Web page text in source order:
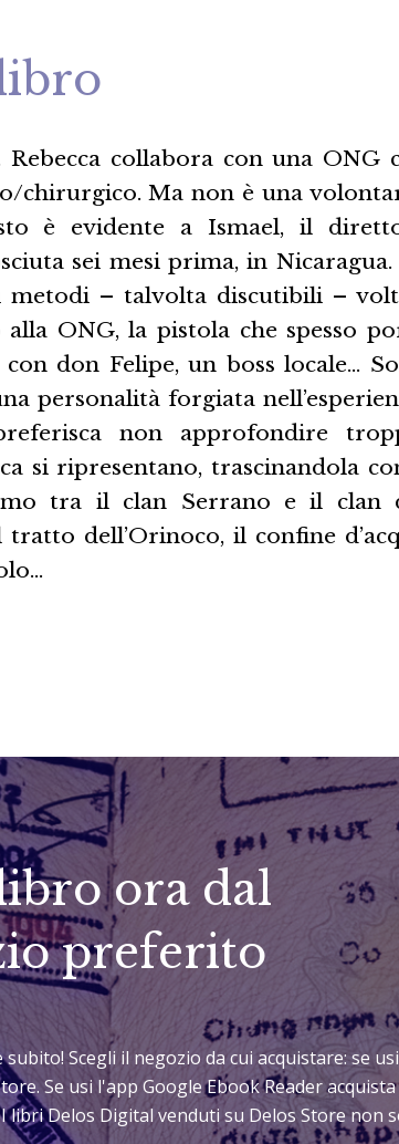
Rebecca collabora con una ONG
chirurgico. Ma non è una
è evidente a Ismael, il
sei mesi prima, in Nicaragua.
metodi – talvolta discutibili –
ONG, la pistola che spesso
don Felipe, un boss locale…
personalità forgiata
non approfondire
si ripresentano, trascinandola
tra il clan Serrano e il clan
dell’Orinoco, il confine
ora dal
preferito
Scegli il negozio da cui acquistare: se
Se usi l'app Google Ebook Reader
Delos Digital venduti su Delos Store non